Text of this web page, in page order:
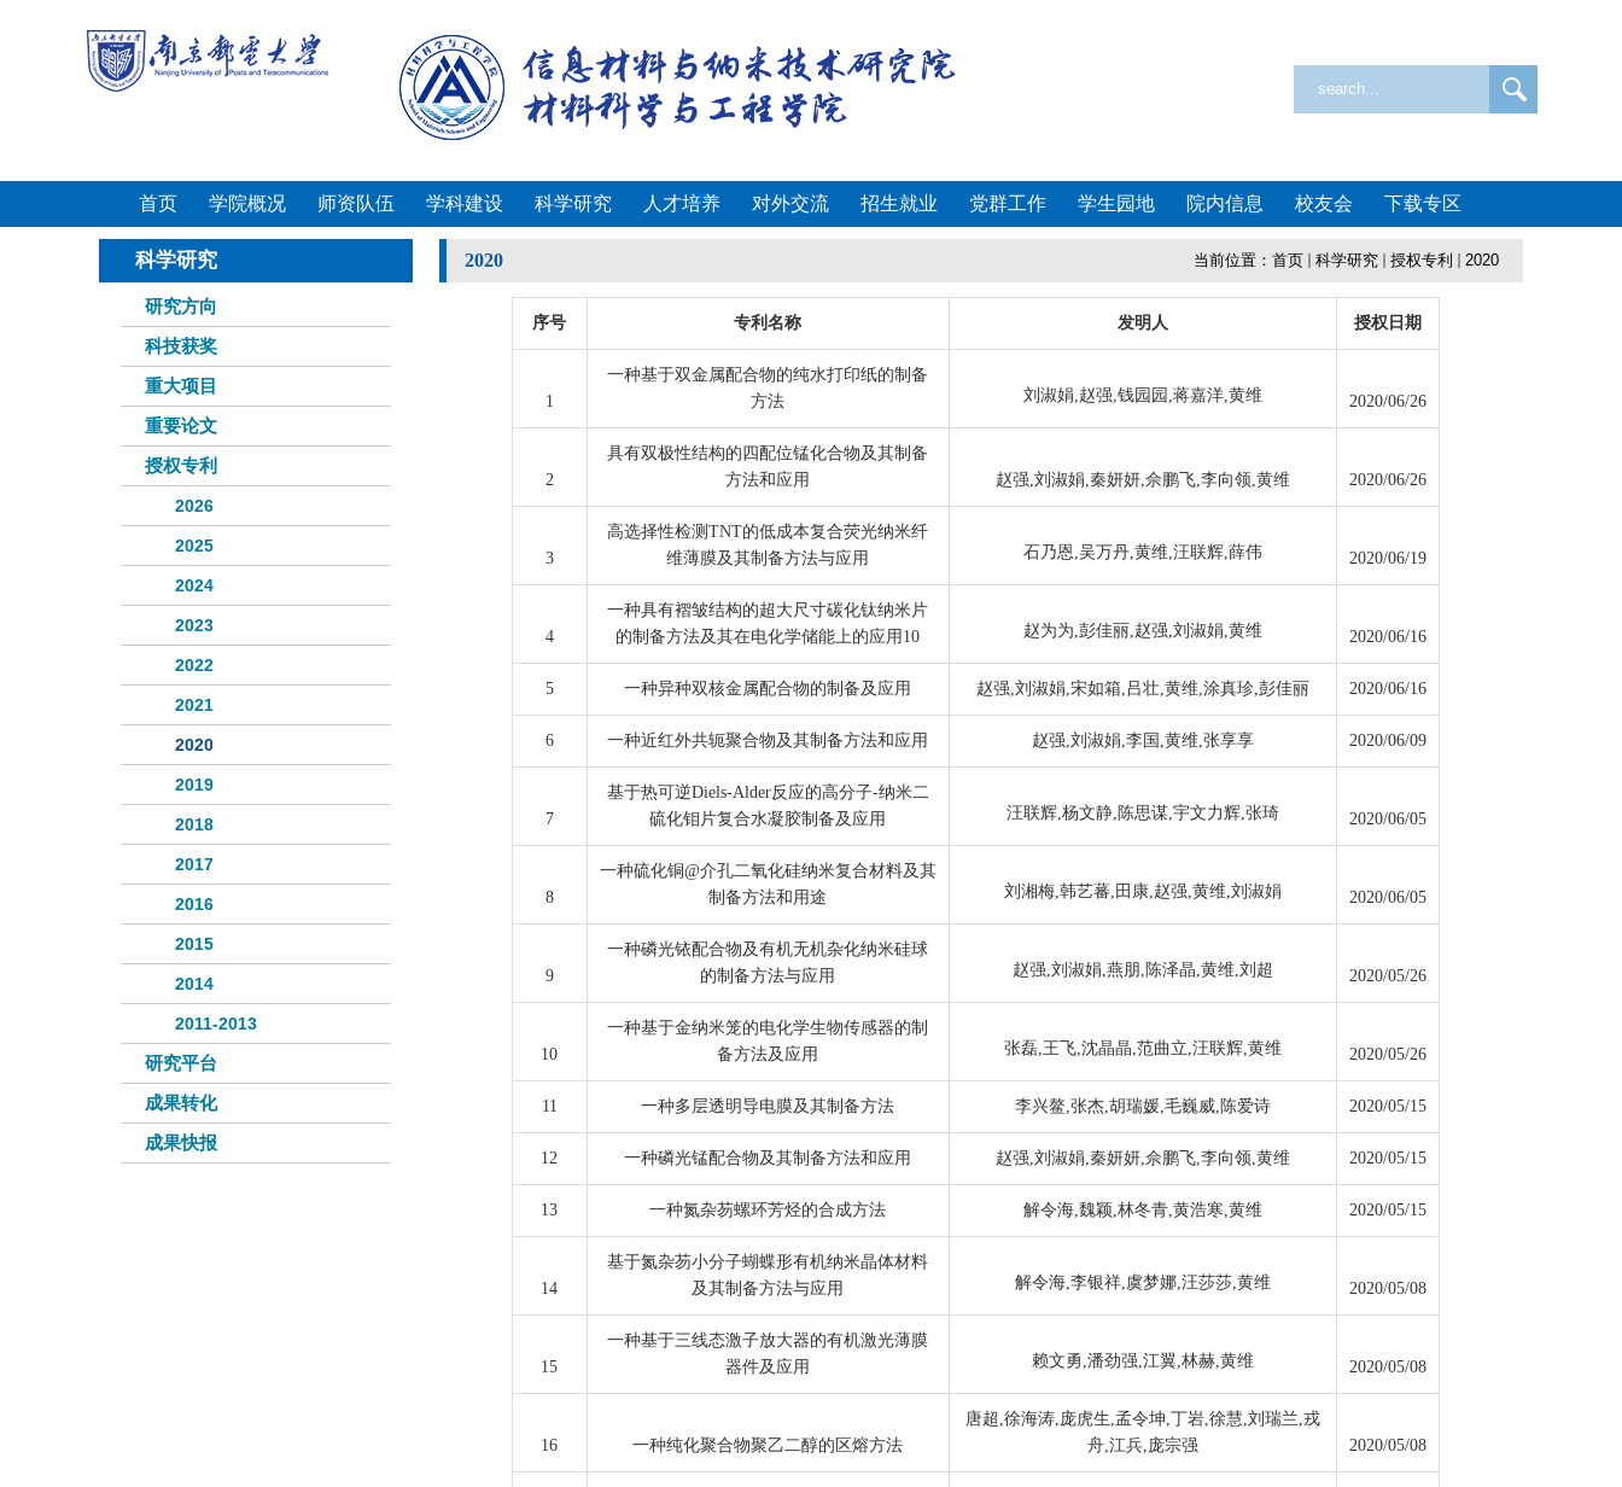
首页 学院概况 师资队伍 学科建设 科学研究 人才培养 对外交流 招生就业 党群工作 学生园地 院内信息 校友会 下载专区
科学研究
研究方向
科技获奖
重大项目
重要论文
授权专利
2026
2025
2024
2023
2022
2021
2020
2019
2018
2017
2016
2015
2014
2011-2013
研究平台
成果转化
成果快报
2020 当前位置： 首页 科学研究 授权专利 2020
序号 专利名称 发明人 授权日期
1
一种基于双金属配合物的纯水打印纸的制备
方法
刘淑娟,赵强,钱园园,蒋嘉洋,黄维 2020/06/26
2
具有双极性结构的四配位锰化合物及其制备
方法和应用
赵强,刘淑娟,秦妍妍,佘鹏飞,李向领,黄维 2020/06/26
3
高选择性检测TNT的低成本复合荧光纳米纤
维薄膜及其制备方法与应用
石乃恩,吴万丹,黄维,汪联辉,薛伟 2020/06/19
4
一种具有褶皱结构的超大尺寸碳化钛纳米片
的制备方法及其在电化学储能上的应用10
赵为为,彭佳丽,赵强,刘淑娟,黄维 2020/06/16
5 一种异种双核金属配合物的制备及应用 赵强,刘淑娟,宋如箱,吕壮,黄维,涂真珍,彭佳丽 2020/06/16
6 一种近红外共轭聚合物及其制备方法和应用 赵强,刘淑娟,李国,黄维,张享享 2020/06/09
7
基于热可逆Diels-Alder反应的高分子-纳米二
硫化钼片复合水凝胶制备及应用
汪联辉,杨文静,陈思谋,宇文力辉,张琦 2020/06/05
8
一种硫化铜@介孔二氧化硅纳米复合材料及其
制备方法和用途
刘湘梅,韩艺蕃,田康,赵强,黄维,刘淑娟 2020/06/05
9
一种磷光铱配合物及有机无机杂化纳米硅球
的制备方法与应用
赵强,刘淑娟,燕朋,陈泽晶,黄维,刘超 2020/05/26
10
一种基于金纳米笼的电化学生物传感器的制
备方法及应用
张磊,王飞,沈晶晶,范曲立,汪联辉,黄维 2020/05/26
11 一种多层透明导电膜及其制备方法 李兴鳌,张杰,胡瑞媛,毛巍威,陈爱诗 2020/05/15
12 一种磷光锰配合物及其制备方法和应用 赵强,刘淑娟,秦妍妍,佘鹏飞,李向领,黄维 2020/05/15
13 一种氮杂芴螺环芳烃的合成方法 解令海,魏颖,林冬青,黄浩寒,黄维 2020/05/15
14
基于氮杂芴小分子蝴蝶形有机纳米晶体材料
及其制备方法与应用
解令海,李银祥,虞梦娜,汪莎莎,黄维 2020/05/08
15
一种基于三线态激子放大器的有机激光薄膜
器件及应用
赖文勇,潘劲强,江翼,林赫,黄维 2020/05/08
16 一种纯化聚合物聚乙二醇的区熔方法
唐超,徐海涛,庞虎生,孟令坤,丁岩,徐慧,刘瑞兰,戎
舟,江兵,庞宗强
2020/05/08